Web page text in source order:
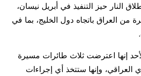
النار حيز التنفيذ في أبريل نيسان،
من العراق باتجاه دول الخليج، بما في
إنها اعترضت ثلاث طائرات ​مسيرة
العراقي، وإنها ستتخذ أي إجراءات